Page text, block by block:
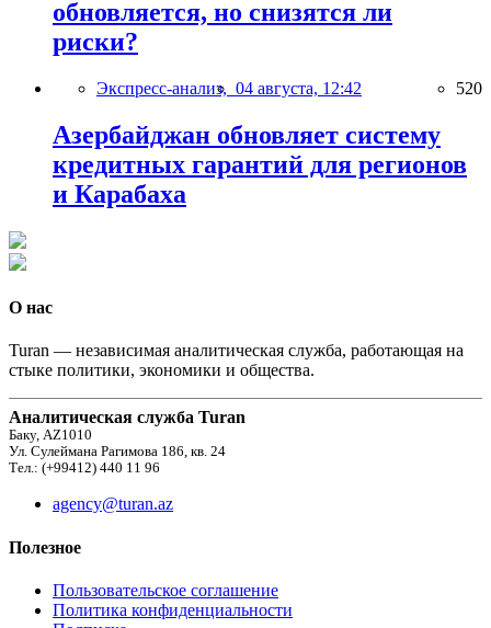
обновляется, но снизятся ли
риски?
Экспресс-анализ, 04 августа, 12:42 520
Азербайджан обновляет систему
кредитных гарантий для регионов
и Карабаха
О нас
Turan — независимая аналитическая служба, работающая на
стыке политики, экономики и общества.
Аналитическая служба Turan
Баку, AZ1010
Ул. Сулеймана Рагимова 186, кв. 24
Тел.: (+99412) 440 11 96
agency@turan.az
Полезное
Пользовательское соглашение
Политика конфиденциальности